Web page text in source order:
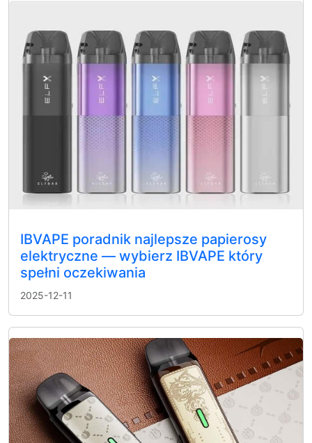
IBVAPE poradnik najlepsze papierosy
elektryczne — wybierz IBVAPE który
spełni oczekiwania
2025-12-11